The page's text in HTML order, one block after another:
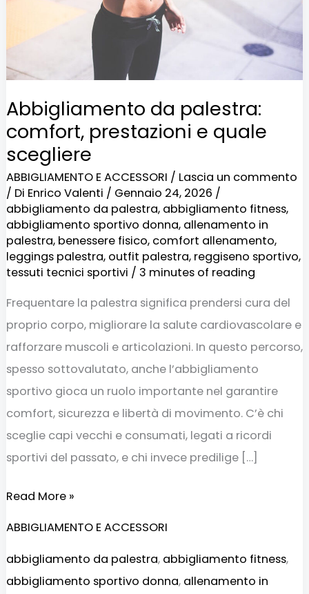
Abbigliamento da palestra:
comfort, prestazioni e quale
scegliere
ABBIGLIAMENTO E ACCESSORI / Lascia un commento
/ Di Enrico Valenti / Gennaio 24, 2026 /
abbigliamento da palestra, abbigliamento fitness,
abbigliamento sportivo donna, allenamento in
palestra, benessere fisico, comfort allenamento,
leggings palestra, outfit palestra, reggiseno sportivo,
tessuti tecnici sportivi / 3 minutes of reading
Frequentare la palestra significa prendersi cura del
proprio corpo, migliorare la salute cardiovascolare e
rafforzare muscoli e articolazioni. In questo percorso,
spesso sottovalutato, anche l’abbigliamento
sportivo gioca un ruolo importante nel garantire
comfort, sicurezza e libertà di movimento. C’è chi
sceglie capi vecchi e consumati, legati a ricordi
sportivi del passato, e chi invece predilige […]
quale
Read More »
ABBIGLIAMENTO E ACCESSORI
abbigliamento da palestra, abbigliamento fitness,
abbigliamento sportivo donna, allenamento in